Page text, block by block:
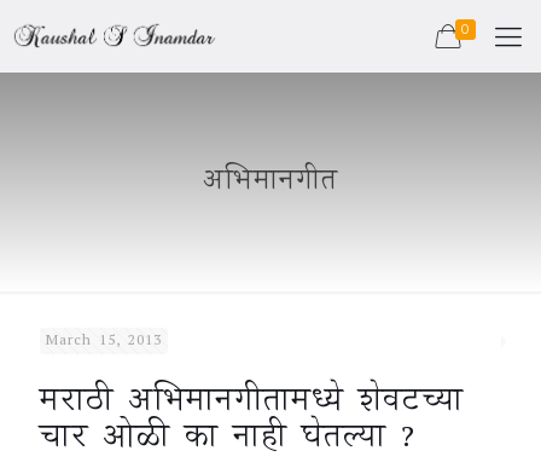
0
अभिमानगीत
March 15, 2013
मराठी अभिमानगीतामध्ये शेवटच्या
चार ओळी का नाही घेतल्या ?